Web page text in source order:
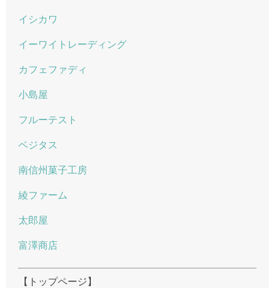
イシカワ
イーワイトレーディング
カフェファディ
小島屋
フルーテスト
ベジタス
南信州菓子工房
綾ファーム
太郎屋
富澤商店
【トップページ】